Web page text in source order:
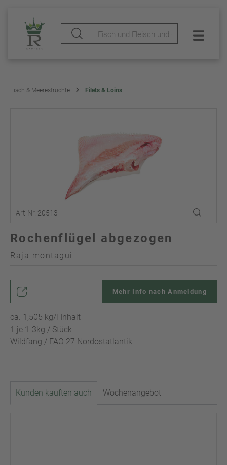
Fisch & Meeresfrüchte Filets & Loins
Art-Nr. 20513
Rochenflügel abgezogen
Raja montagui
ca. 1,505 kg/l Inhalt
1 je 1-3kg / Stück
Wildfang / FAO 27 Nordostatlantik
Mehr Info nach Anmeldung
Kunden kauften auch Wochenangebot